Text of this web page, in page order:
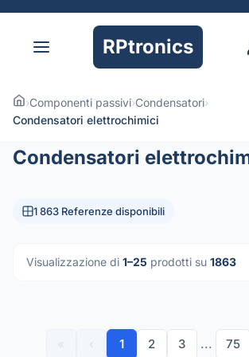
RPtronics
›Componenti passivi›Condensatori›
Condensatori elettrochimici
Condensatori
1 863 Referenze disponibili
Visualizzazione di 1–25 prodotti su 1863
1 2 3 ... 75